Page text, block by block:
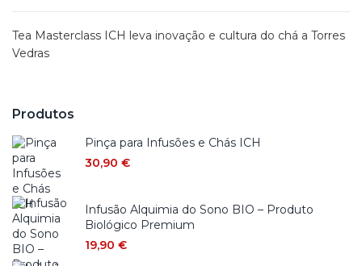
Tea Masterclass ICH leva inovação e cultura do chá a Torres
Vedras
Produtos
Pinça para Infusões e Chás ICH
30,90 €
Infusão Alquimia do Sono BIO – Produto
Biológico Premium
19,90 €